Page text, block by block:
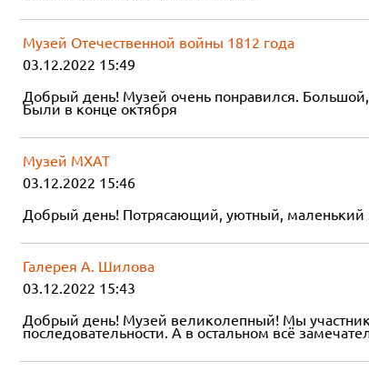
Музей Отечественной войны 1812 года
03.12.2022 15:49
Добрый день! Музей очень понравился.
Были в конце октября
Музей МХАТ
03.12.2022 15:46
Добрый день! Потрясающий, уютный, маленький
Галерея А. Шилова
03.12.2022 15:43
Добрый день! Музей великолепный! Мы
последовательности. А в остальном всё